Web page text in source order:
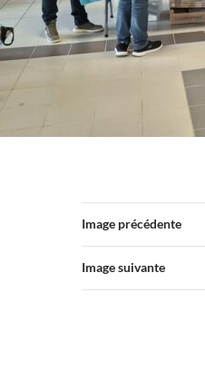
Image précédente
Image suivante